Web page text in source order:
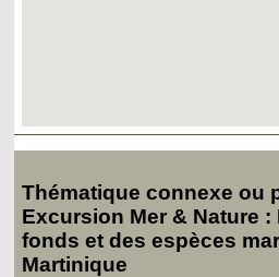
Thématique connexe ou
Excursion Mer & Nature
fonds et des espèces
Martinique